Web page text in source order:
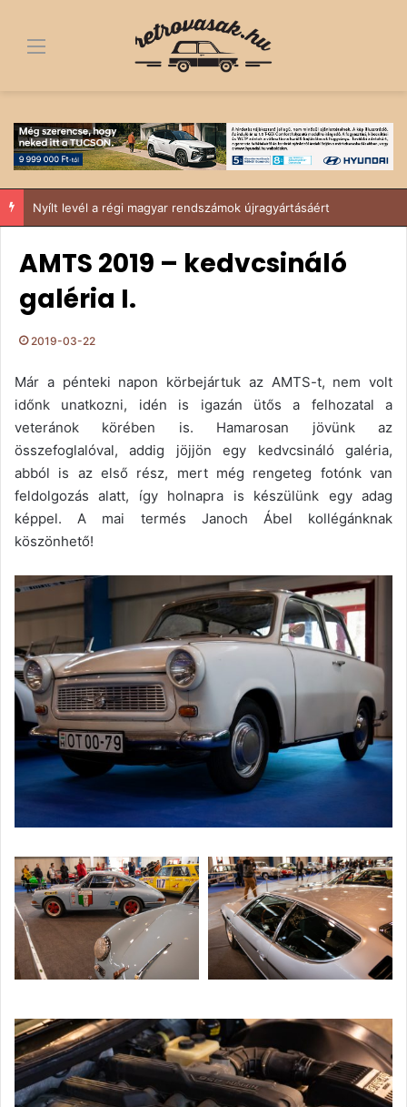
Menü
Nyílt levél a régi magyar rendszámok újragyártásáért
AMTS 2019 – kedvcsináló
galéria I.
2019-03-22
Már a pénteki napon körbejártuk az AMTS-t, nem volt
időnk unatkozni, idén is igazán ütős a felhozatal a
veteránok körében is. Hamarosan jövünk az
összefoglalóval, addig jöjjön egy kedvcsináló galéria,
abból is az első rész, mert még rengeteg fotónk van
feldolgozás alatt, így holnapra is készülünk egy adag
képpel. A mai termés Janoch Ábel kollégánknak
köszönhető!